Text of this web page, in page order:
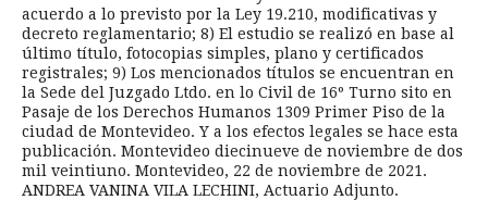
acuerdo a lo previsto por la Ley 19.210, modificativas y
decreto reglamentario; 8) El estudio se realizó en base al
último título, fotocopias simples, plano y certificados
registrales; 9) Los mencionados títulos se encuentran en
la Sede del Juzgado Ltdo. en lo Civil de 16º Turno sito en
Pasaje de los Derechos Humanos 1309 Primer Piso de la
ciudad de Montevideo. Y a los efectos legales se hace esta
publicación. Montevideo diecinueve de noviembre de dos
mil veintiuno. Montevideo, 22 de noviembre de 2021.
ANDREA VANINA VILA LECHINI, Actuario Adjunto.